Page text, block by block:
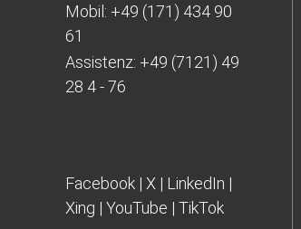
Mobil: +49 (171) 434 90
61
Assistenz: +49 (7121) 49
28 4 - 76
Facebook | X | LinkedIn |
Xing | YouTube | TikTok